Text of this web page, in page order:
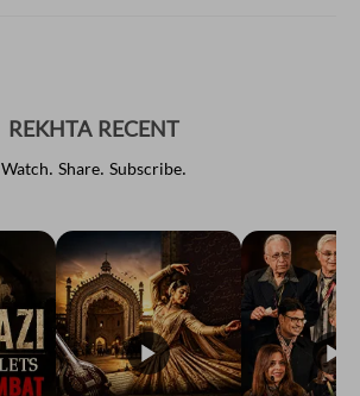
REKHTA RECENT
Watch. Share. Subscribe.